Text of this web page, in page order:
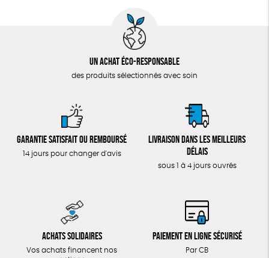
Un achat éco-responsable
des produits sélectionnés avec soin
Garantie satisfait ou remboursé
14 jours pour changer d'avis
Livraison dans les meilleurs
délais
sous 1 à 4 jours ouvrés
Achats solidaires
Vos achats financent nos
Paiement en ligne sécurisé
Par CB